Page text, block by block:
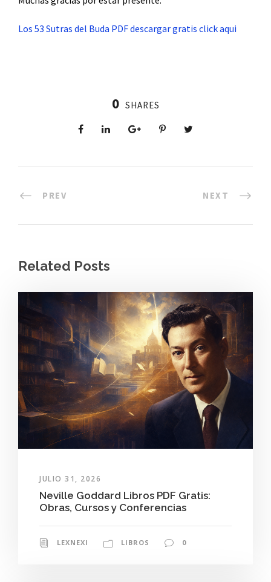
Los 53 Sutras del Buda PDF descargar gratis click aqui
0 SHARES
PREV NEXT
Related Posts
JULIO 31, 2026
Neville Goddard Libros PDF Gratis:
Obras, Cursos y Conferencias
LEXNEXI LIBROS 0